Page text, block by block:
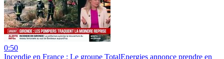
0:50
Incendie en France : Le groupe TotalEnergies annonce prendre en